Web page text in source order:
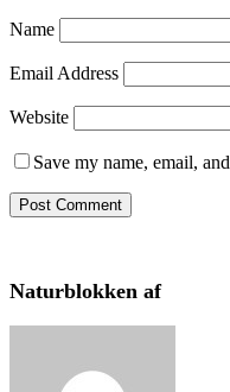
Name
Email Address
Website
Save my name, email,
Naturblokken af